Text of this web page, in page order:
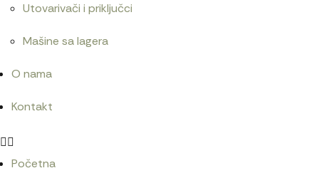
Utovarivači i priključci
Mašine sa lagera
O nama
Kontakt
Početna